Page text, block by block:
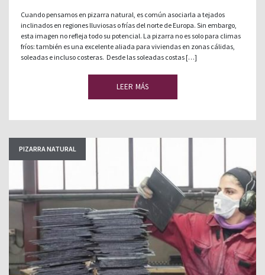
Cuando pensamos en pizarra natural, es común asociarla a tejados
inclinados en regiones lluviosas o frías del norte de Europa. Sin embargo,
esta imagen no refleja todo su potencial. La pizarra no es solo para climas
fríos: también es una excelente aliada para viviendas en zonas cálidas,
soleadas e incluso costeras. Desde las soleadas costas […]
LEER MÁS
PIZARRA NATURAL